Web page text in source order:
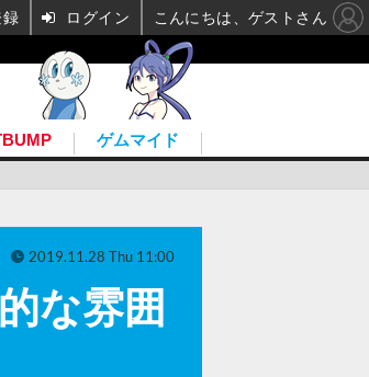
ゲムマイド
な雰囲
2019.11.28 Thu 11:00
ログイン こんにちは、ゲストさん